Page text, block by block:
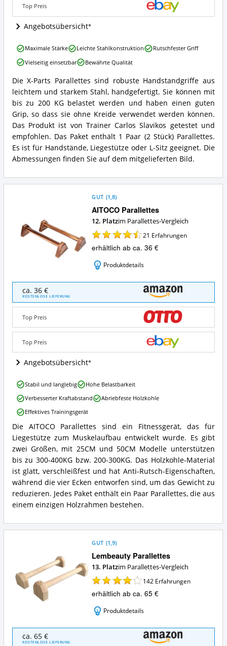
Parallettes
erhältlich?
Top Preis
Angebotsübersicht
X-
Parts
Parallettes
Zusammenfassung:
Was
bietet
Parallettes?
Die X-Parts Parallettes sind robuste Handstandgriffe aus
leichtem und starkem Stahl, handgefertigt. Sie können mit
bis zu 200 KG belastet werden und haben einen guten
Grip, so dass sie ohne Kreide verwendet werden können.
Das Produkt ist von Trainer Carlos Slavikos getestet und
empfohlen. Das Paket enthält 1 Paar (2 Stück) Parallettes.
Es ist für Handstände, Liegestütze oder L-Sitz geeignet. Die
Abmessungen finden Sie auf dem mitgelieferten Bild.
X-
Parts
Parallettes
Was
spricht
für
Parallettes?
Maximale Stärke Leichte Stahlkonstruktion
Rutschfester Griff
Vielseitig einsetzbar
Bewährte Qualität
AITOCO Parallettes
GUT (1,8)
12. Platzim Parallettes-Vergleich
21 Erfahrungen
erhältlich ab ca. 36 €
Produktdetails
AITOCO
Parallettes
Angebote:
Parallettes
erhältlich?
ca. 36 €
KOSTENLOSE LIEFERUNG
Top Preis
Top Preis
Angebotsübersicht
AITOCO
Parallettes
Zusammenfassung:
Was
bietet
Parallettes?
Die AITOCO Parallettes sind ein Fitnessgerät, das für
Liegestütze zum Muskelaufbau entwickelt wurde. Es gibt
zwei Größen, mit 25CM und 50CM Modelle unterstützen
bis zu 300-400KG bzw. 200-300KG. Das Holzkohle-Material
ist glatt, verschleißfest und hat Anti-Rutsch-Eigenschaften,
während die vier Ecken entworfen sind, um das Gewicht zu
reduzieren. Jedes Paket enthält ein Paar Parallettes, die aus
einem einzigen Holzrahmen bestehen.
AITOCO
Parallettes
Vorteile:
Was
spricht
für
Parallettes?
Stabil und langlebig
Hohe Belastbarkeit
Verbesserter Kraftabstand
Abriebfeste Holzkohle
Effektives Trainingsgerät
Lembeauty Parallettes
GUT (1,9)
13. Platzim Parallettes-Vergleich
142 Erfahrungen
erhältlich ab ca. 65 €
Produktdetails
Lembeauty
Parallettes
ca. 65 €
KOSTENLOSE LIEFERUNG